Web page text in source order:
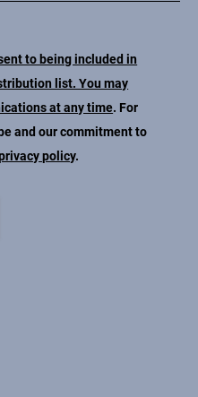
to being included in
list. You may
at any time. For
and our commitment to
policy.